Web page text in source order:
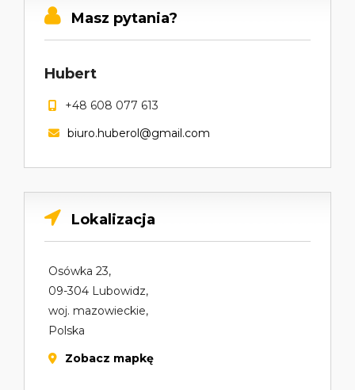
Masz pytania?
Hubert
+48 608 077 613
biuro.huberol@gmail.com
Lokalizacja
Osówka 23,
09-304 Lubowidz,
woj. mazowieckie,
Polska
Zobacz mapkę